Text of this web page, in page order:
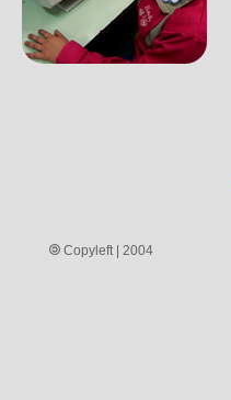
Copyleft | 2004